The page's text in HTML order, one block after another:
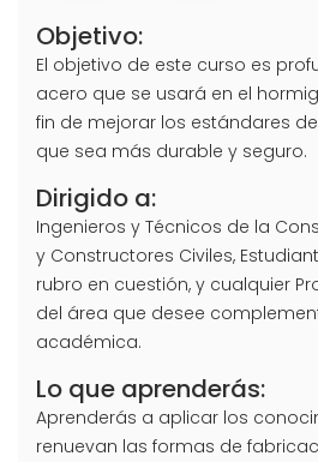
Objetivo:
El objetivo de este curso es
acero que se usará en el
fin de mejorar los estándares
que sea más durable y seguro.
Dirigido a:
Ingenieros y Técnicos de la
y Constructores Civiles,
rubro en cuestión, y cualquier
del área que desee
académica.
Lo que aprenderás:
Aprenderás a aplicar los
renuevan las formas de